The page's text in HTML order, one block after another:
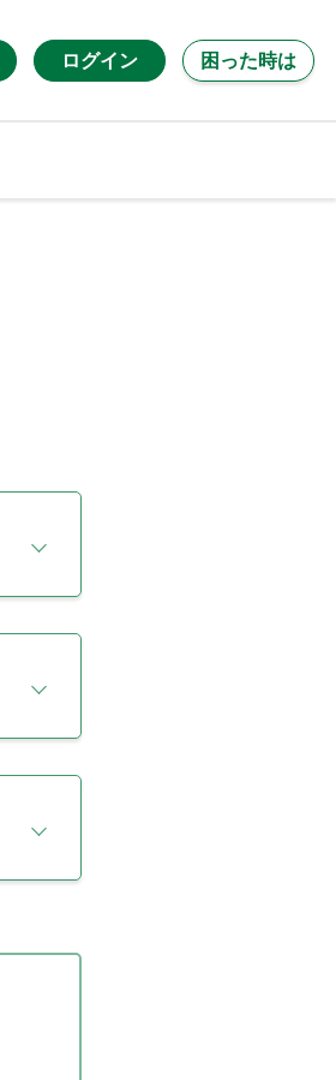
ログイン 困った時は